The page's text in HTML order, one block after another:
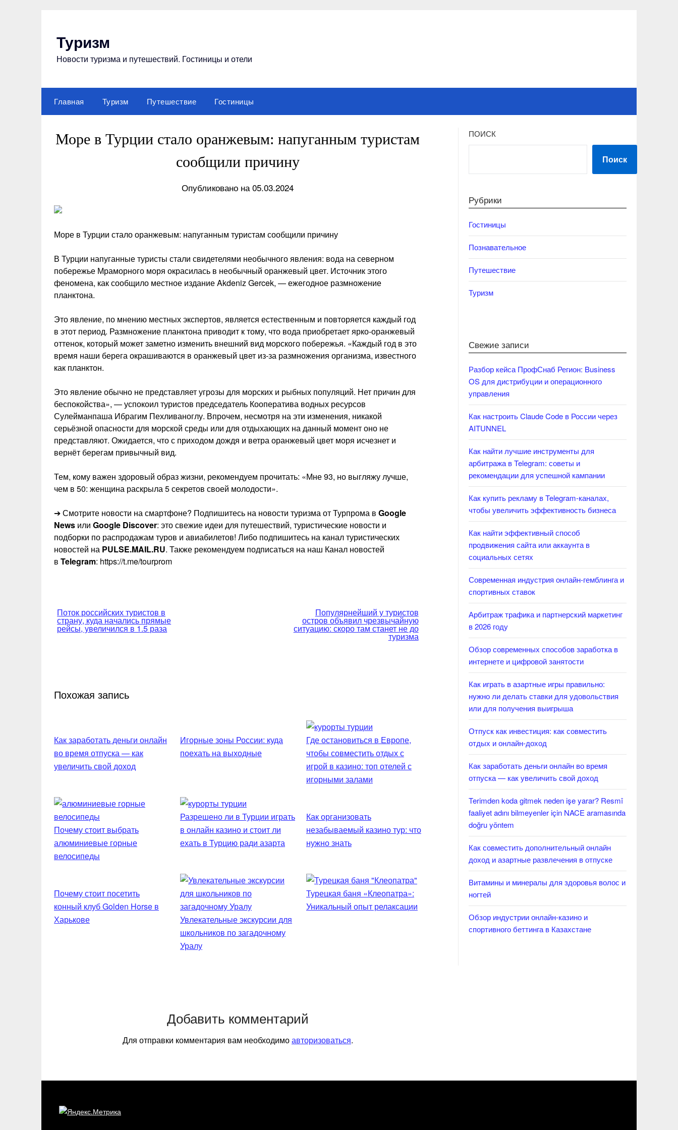
Туризм
Новости туризма и путешествий. Гостиницы и отели
Главная Туризм Путешествие Гостиницы
Море в Турции стало оранжевым: напуганным туристам
сообщили причину
Опубликовано на 05.03.2024
Море в Турции стало оранжевым: напуганным туристам сообщили причину
В Турции напуганные туристы стали свидетелями необычного явления: вода на северном
побережье Мраморного моря окрасилась в необычный оранжевый цвет. Источник этого
феномена, как сообщило местное издание Akdeniz Gercek, — ежегодное размножение
планктона.
Это явление, по мнению местных экспертов, является естественным и повторяется каждый год
в этот период. Размножение планктона приводит к тому, что вода приобретает ярко-оранжевый
оттенок, который может заметно изменить внешний вид морского побережья. «Каждый год в это
время наши берега окрашиваются в оранжевый цвет из-за размножения организма, известного
как планктон.
Это явление обычно не представляет угрозы для морских и рыбных популяций. Нет причин для
беспокойства», — успокоил туристов председатель Кооператива водных ресурсов
Сулейманпаша Ибрагим Пехливаноглу. Впрочем, несмотря на эти изменения, никакой
серьёзной опасности для морской среды или для отдыхающих на данный момент оно не
представляют. Ожидается, что с приходом дождя и ветра оранжевый цвет моря исчезнет и
вернёт берегам привычный вид.
Тем, кому важен здоровый образ жизни, рекомендуем прочитать: «Мне 93, но выгляжу лучше,
чем в 50: женщина раскрыла 5 секретов своей молодости».
➔ Смотрите новости на смартфоне? Подпишитесь на новости туризма от Турпрома в Google
News или Google Discover: это свежие идеи для путешествий, туристические новости и
подборки по распродажам туров и авиабилетов! Либо подпишитесь на канал туристических
новостей на PULSE.MAIL.RU. Также рекомендуем подписаться на наш Канал новостей
в Telegram: https://t.me/tourprom
Навигация
Поток российских туристов в
страну, куда начались прямые
рейсы, увеличился в 1.5 раза
Популярнейший у туристов
остров объявил чрезвычайную
ситуацию: скоро там станет не до
туризма
Похожая запись
Как заработать деньги онлайн
во время отпуска — как
увеличить свой доход
Игорные зоны России: куда
поехать на выходные
Где остановиться в Европе,
чтобы совместить отдых с
игрой в казино: топ отелей с
игорными залами
Почему стоит выбрать
алюминиевые горные
велосипеды
Разрешено ли в Турции играть
в онлайн казино и стоит ли
ехать в Турцию ради азарта
Как организовать
незабываемый казино тур: что
нужно знать
Почему стоит посетить
конный клуб Golden Horse в
Харькове
Увлекательные экскурсии для
школьников по загадочному
Уралу
Турецкая баня «Клеопатра»:
Уникальный опыт релаксации
Добавить комментарий
Для отправки комментария вам необходимоавторизоваться.
ПОИСК
Поиск
Рубрики
Гостиницы
Познавательное
Путешествие
Туризм
Свежие записи
Разбор кейса ПрофСнаб Регион: Business
OS для дистрибуции и операционного
управления
Как настроить Claude Code в России через
AITUNNEL
Как найти лучшие инструменты для
арбитража в Telegram: советы и
рекомендации для успешной кампании
Как купить рекламу в Telegram-каналах,
чтобы увеличить эффективность бизнеса
Как найти эффективный способ
продвижения сайта или аккаунта в
социальных сетях
Современная индустрия онлайн-гемблинга и
спортивных ставок
Арбитраж трафика и партнерский маркетинг
в 2026 году
Обзор современных способов заработка в
интернете и цифровой занятости
Как играть в азартные игры правильно:
нужно ли делать ставки для удовольствия
или для получения выигрыша
Отпуск как инвестиция: как совместить
отдых и онлайн-доход
Как заработать деньги онлайн во время
отпуска — как увеличить свой доход
Terimden koda gitmek neden işe yarar? Resmî
faaliyet adını bilmeyenler için NACE aramasında
doğru yöntem
Как совместить дополнительный онлайн
доход и азартные развлечения в отпуске
Витамины и минералы для здоровья волос и
ногтей
Обзор индустрии онлайн-казино и
спортивного беттинга в Казахстане